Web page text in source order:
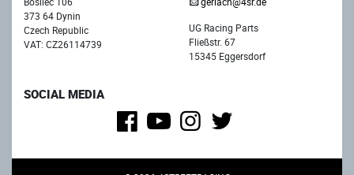
373 64 Dynin
Czech Republic
VAT: CZ26114739
UG Racing Parts
Fließstr. 67
15345 Eggersdorf
SOCIAL MEDIA